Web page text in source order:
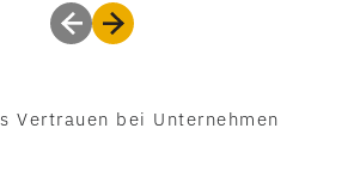
Vertrauen bei Unternehmen